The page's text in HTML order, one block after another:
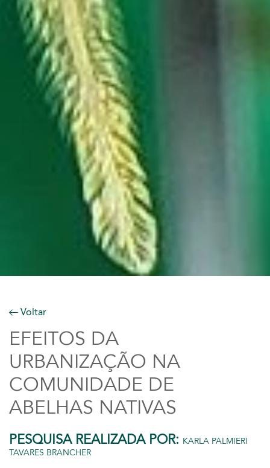
Voltar
EFEITOS DA
URBANIZAÇÃO NA
COMUNIDADE DE
ABELHAS NATIVAS
PESQUISA REALIZADA POR: KARLA PALMIERI
TAVARES BRANCHER